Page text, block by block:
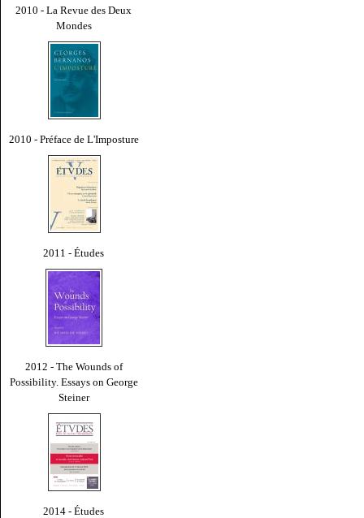
2010 - La Revue des Deux
Mondes
2010 - Préface de L'Imposture
2011 - Études
2012 - The Wounds of
Possibility. Essays on George
Steiner
2014 - Études